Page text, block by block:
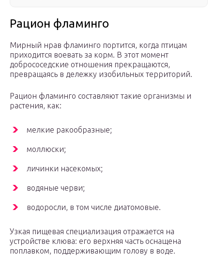
Рацион фламинго
Мирный нрав фламинго портится, когда птицам
приходится воевать за корм. В этот момент
добрососедские отношения прекращаются,
превращаясь в дележку изобильных территорий.
Рацион фламинго составляют такие организмы и
растения, как:
мелкие ракообразные;
моллюски;
личинки насекомых;
водяные черви;
водоросли, в том числе диатомовые.
Узкая пищевая специализация отражается на
устройстве клюва: его верхняя часть оснащена
поплавком, поддерживающим голову в воде.